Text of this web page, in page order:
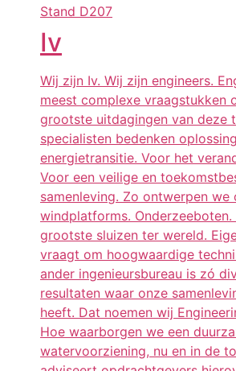
Stand D207
Iv
Wij zijn Iv. Wij zijn engineers.
meest complexe vraagstukken
grootste uitdagingen van deze
specialisten bedenken
energietransitie. Voor het
Voor een veilige en
samenleving. Zo ontwerpen we
windplatforms.
grootste sluizen ter wereld.
vraagt om hoogwaardige
ander ingenieursbureau is zó
resultaten waar onze
heeft. Dat noemen wij
Hoe waarborgen we een
watervoorziening, nu en in de